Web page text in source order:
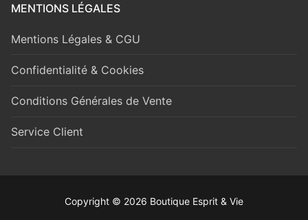
MENTIONS LÉGALES
Mentions Légales & CGU
Confidentialité & Cookies
Conditions Générales de Vente
Service Client
Copyright © 2026 Boutique Esprit & Vie